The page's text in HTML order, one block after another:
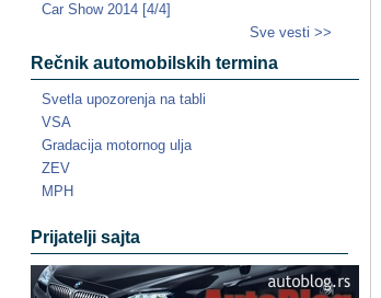
Car Show 2014 [4/4]
Sve vesti >>
Rečnik automobilskih termina
Svetla upozorenja na tabli
VSA
Gradacija motornog ulja
ZEV
MPH
Prijatelji sajta